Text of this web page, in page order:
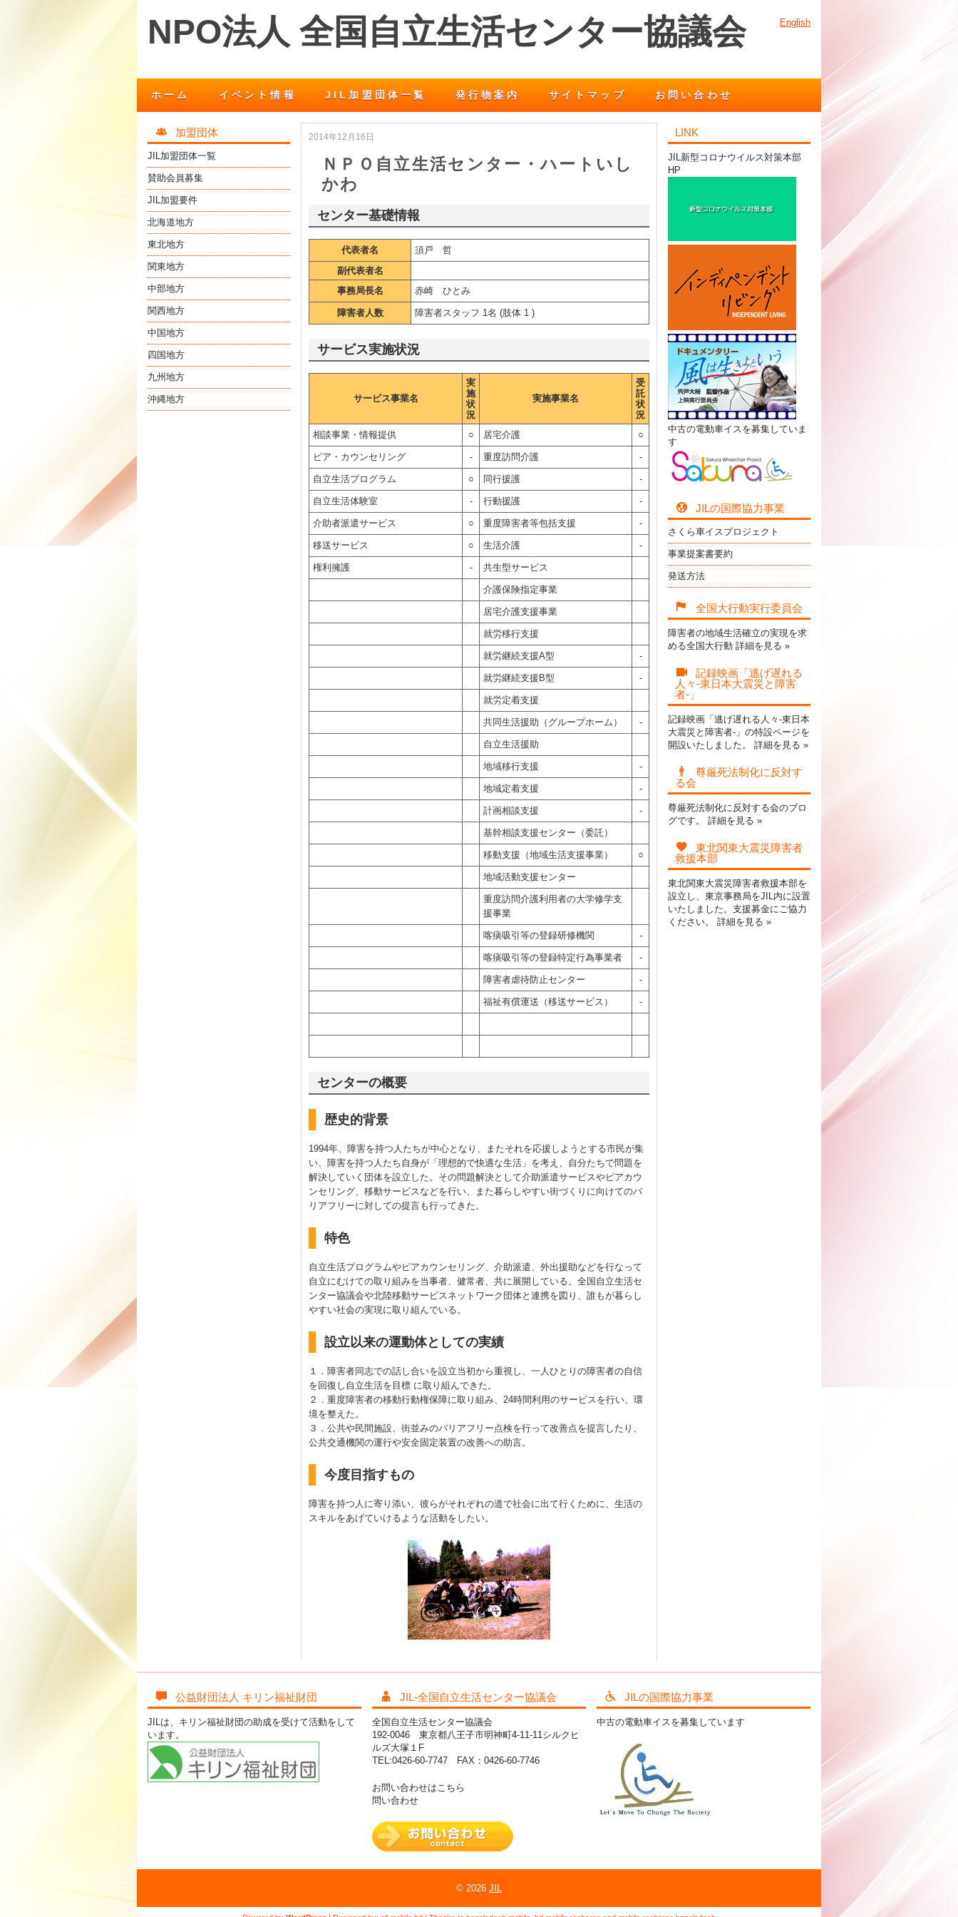
NPO法人 全国自立生活センター協議会 English
ホーム イベント情報 JIL加盟団体一覧 発行物案内 サイトマップ お問い合わせ
2014年12月16日
ＮＰＯ自立生活センター・ハートいし
かわ
センター基礎情報
代表者名
須戸 哲
副代表者名
事務局長名
赤崎 ひとみ
障害者人数 障害者スタッフ 1名 (肢体 1 )
サービス実施状況
サービス事業名
実
施
状
況
実施事業名
受
託
状
況
相談事業・情報提供
○ 居宅介護 ○
ピア・カウンセリング - 重度訪問介護 -
自立生活プログラム ○ 同行援護 -
自立生活体験室 - 行動援護 -
介助者派遣サービス ○ 重度障害者等包括支援 -
移送サービス ○ 生活介護 -
権利擁護 - 共生型サービス
介護保険指定事業
居宅介護支援事業
就労移行支援
就労継続支援A型 -
就労継続支援B型 -
就労定着支援
共同生活援助（グループホーム） -
自立生活援助
地域移行支援 -
地域定着支援 -
計画相談支援 -
基幹相談支援センター（委託）
移動支援（地域生活支援事業） ○
地域活動支援センター
重度訪問介護利用者の大学修学支
援事業
喀痰吸引等の登録研修機関 -
喀痰吸引等の登録特定行為事業者 -
障害者虐待防止センター -
福祉有償運送（移送サービス） -
センターの概要
歴史的背景
1994年、障害を持つ人たちが中心となり、またそれを応援しようとする市民が集
い、障害を持つ人たち自身が「理想的で快適な生活」を考え、自分たちで問題を
解決していく団体を設立した。その問題解決として介助派遣サービスやピアカウ
ンセリング、移動サービスなどを行い、また暮らしやすい街づくりに向けてのバ
リアフリーに対しての提言も行ってきた。
特色
自立生活プログラムやピアカウンセリング、介助派遣、外出援助などを行なって
自立にむけての取り組みを当事者、健常者、共に展開している。全国自立生活セ
ンター協議会や北陸移動サービスネットワーク団体と連携を図り、誰もが暮らし
やすい社会の実現に取り組んでいる。
設立以来の運動体としての実績
１．障害者同志での話し合いを設立当初から重視し、一人ひとりの障害者の自信
を回復し自立生活を目標 に取り組んできた。
２．重度障害者の移動行動権保障に取り組み、24時間利用のサービスを行い、環
境を整えた。
３．公共や民間施設、街並みのバリアフリー点検を行って改善点を提言したり、
公共交通機関の運行や安全固定装置の改善への助言。
今度目指すもの
障害を持つ人に寄り添い、彼らがそれぞれの道で社会に出て行くために、生活の
スキルをあげていけるような活動をしたい。
加盟団体
JIL加盟団体一覧
賛助会員募集
JIL加盟要件
北海道地方
東北地方
関東地方
中部地方
関西地方
中国地方
四国地方
九州地方
沖縄地方
LINK
JIL新型コロナウイルス対策本部
HP
中古の電動車イスを募集していま
す
JILの国際協力事業
さくら車イスプロジェクト
事業提案書要約
発送方法
全国大行動実行委員会
障害者の地域生活確立の実現を求
める全国大行動 詳細を見る »
記録映画「逃げ遅れる
人々-東日本大震災と障害
者-」
記録映画「逃げ遅れる人々-東日本
大震災と障害者-」の特設ページを
開設いたしました。 詳細を見る »
尊厳死法制化に反対す
る会
尊厳死法制化に反対する会のブロ
グです。 詳細を見る »
東北関東大震災障害者
救援本部
東北関東大震災障害者救援本部を
設立し、東京事務局をJIL内に設置
いたしました。支援募金にご協力
ください。 詳細を見る »
公益財団法人 キリン福祉財団
JILは、キリン福祉財団の助成を受けて活動をして
います。
JIL-全国自立生活センター協議会
全国自立生活センター協議会
192-0046 東京都八王子市明神町4-11-11シルクヒ
ルズ大塚１F
TEL:0426-60-7747 FAX：0426-60-7746
お問い合わせはこちら
問い合わせ
JILの国際協力事業
中古の電動車イスを募集しています
© 2026 JIL